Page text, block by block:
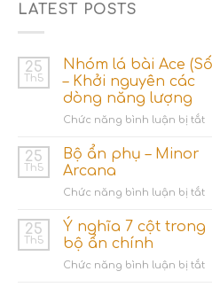
LATEST POSTS
25
Th5
Nhóm lá bài Ace (Số
– Khởi nguyên các
dòng năng lượng
Chức năng bình luận bị tắtở
–
25
Th5
Bộ ẩn phụ – Minor
Arcana
Chức năng bình luận bị tắtở
25
Th5
Ý nghĩa 7 cột trong
bộ ẩn chính
Chức năng bình luận bị tắtở